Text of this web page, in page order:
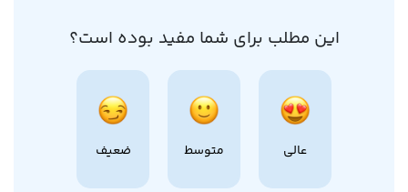
این مطلب برای شما مفید بوده است؟
عالی متوسط ضعیف